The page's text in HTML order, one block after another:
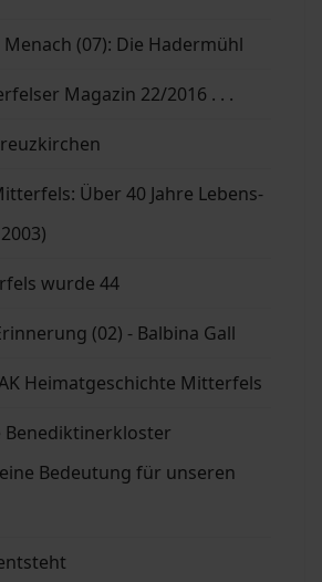
(07): Die Hadermühl
Magazin 22/2016 . . .
Über 40 Jahre Lebens-
wurde 44
(02) - Balbina Gall
Heimatgeschichte Mitterfels
Benediktinerkloster
Bedeutung für unseren